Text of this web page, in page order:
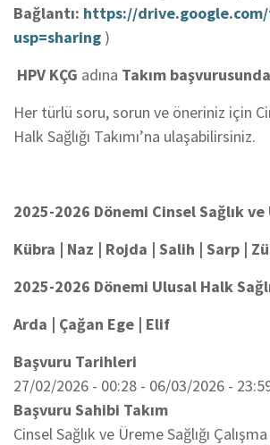
Bağlantı: https://drive.google.com/
usp=sharing )
HPV KÇG adına Takım
Her türlü soru, sorun ve öneriniz için
Halk Sağlığı Takımı’na ulaşabilirsiniz.
2025-2026 Dönemi Cinsel Sağlık ve
Kübra | Naz | Rojda | Salih | Sarp |
2025-2026 Dönemi Ulusal Halk
Arda | Çağan Ege | Elif
Başvuru Tarihleri
27/02/2026 - 00:28 - 06/03/2026 -
Başvuru Sahibi Takım
Cinsel Sağlık ve Üreme Sağlığı